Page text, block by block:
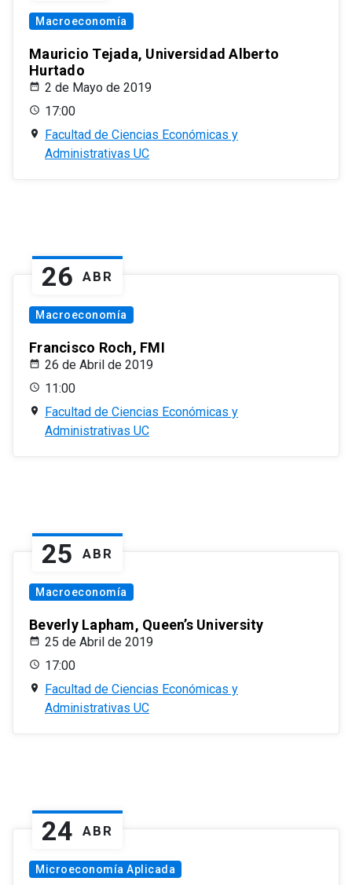
Macroeconomía
Mauricio Tejada, Universidad Alberto
Hurtado
2 de Mayo de 2019
17:00
Facultad de Ciencias Económicas y
Administrativas UC
26 ABR
Macroeconomía
Francisco Roch, FMI
26 de Abril de 2019
11:00
Facultad de Ciencias Económicas y
Administrativas UC
25 ABR
Macroeconomía
Beverly Lapham, Queen’s University
25 de Abril de 2019
17:00
Facultad de Ciencias Económicas y
Administrativas UC
24 ABR
Microeconomía Aplicada